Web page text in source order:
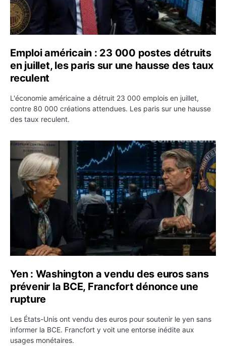
Emploi américain : 23 000 postes détruits
en juillet, les paris sur une hausse des taux
reculent
L'économie américaine a détruit 23 000 emplois en juillet,
contre 80 000 créations attendues. Les paris sur une hausse
des taux reculent.
Yen : Washington a vendu des euros sans prévenir la
Yen : Washington a vendu des euros sans
prévenir la BCE, Francfort dénonce une
rupture
Les États-Unis ont vendu des euros pour soutenir le yen sans
informer la BCE. Francfort y voit une entorse inédite aux
usages monétaires.